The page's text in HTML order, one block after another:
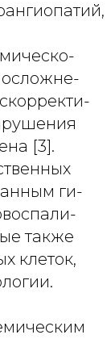
осложне-
[3].
ги-
также
клеток,